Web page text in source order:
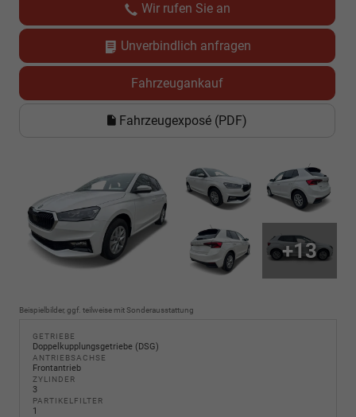
Wir rufen Sie an
Unverbindlich anfragen
Fahrzeugankauf
Fahrzeugexposé (PDF)
+13
Beispielbilder, ggf. teilweise mit Sonderausstattung
GETRIEBE
Doppelkupplungsgetriebe (DSG)
ANTRIEBSACHSE
Frontantrieb
ZYLINDER
3
PARTIKELFILTER
1